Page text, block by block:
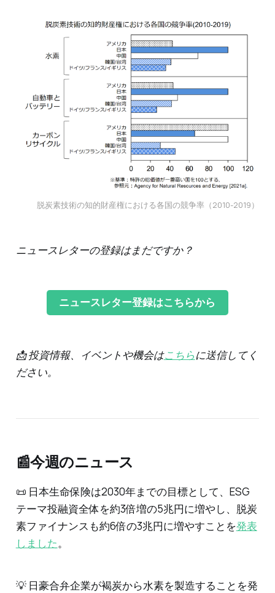
脱炭素技術の知的財産権における各国の競争率（2010-2019）
ニュースレターの登録はまだですか？
ニュースレター登録はこちらから
📩 投資情報、イベントや機会はこちらに送信してく
ださい。
📰今週のニュース
📜 日本生命保険は2030年までの目標として、ESG
テーマ投融資全体を約3倍増の5兆円に増やし、脱炭
素ファイナンスも約6倍の3兆円に増やすことを発表
しました。
💡 日豪合弁企業が褐炭から水素を製造することを発